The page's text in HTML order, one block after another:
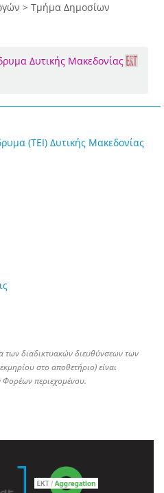
> Τμήμα Δημοσίων
Δυτικής Μακεδονίας
(ΤΕΙ) Δυτικής Μακεδονίας
των διαδικτυακών διευθύνσεων των
στο αποθετήριο) είναι
Φορέων περιεχομένου.